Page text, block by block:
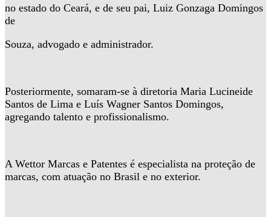
no estado do Ceará, e de seu pai, Luiz Gonzaga Domingos
de
Souza, advogado e administrador.
Posteriormente, somaram-se à diretoria Maria Lucineide
Santos de Lima e Luís Wagner Santos Domingos,
agregando talento e profissionalismo.
A Wettor Marcas e Patentes é especialista na proteção de
marcas, com atuação no Brasil e no exterior.